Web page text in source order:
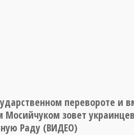
перевороте и
Мосийчуком зовет
Раду (ВИДЕО)